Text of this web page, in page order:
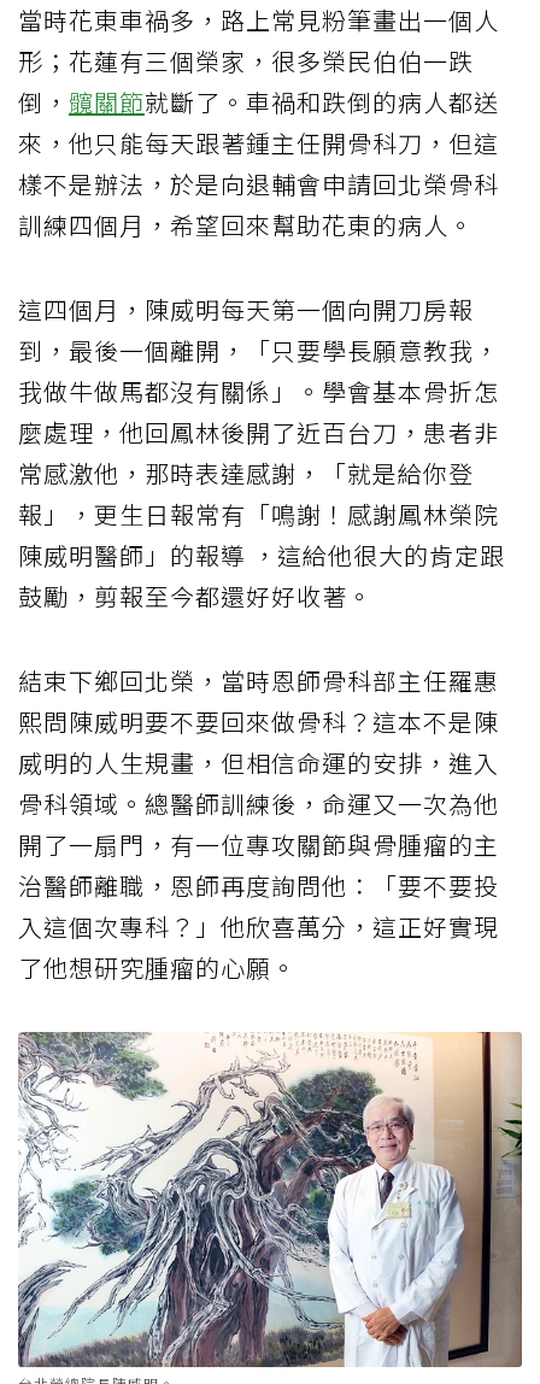
當時花東車禍多，路上常見粉筆畫出一個人
形；花蓮有三個榮家，很多榮民伯伯一跌
倒， 髖關節就斷了。車禍和跌倒的病人都送
來，他只能每天跟著鍾主任開骨科刀，但這
樣不是辦法，於是向退輔會申請回北榮骨科
訓練四個月，希望回來幫助花東的病人。
這四個月，陳威明每天第一個向開刀房報
到，最後一個離開，「只要學長願意教我，
我做牛做馬都沒有關係」。學會基本骨折怎
麼處理，他回鳳林後開了近百台刀，患者非
常感激他，那時表達感謝，「就是給你登
報」，更生日報常有「鳴謝！感謝鳳林榮院
陳威明醫師」的報導 ，這給他很大的肯定跟
鼓勵，剪報至今都還好好收著。
結束下鄉回北榮，當時恩師骨科部主任羅惠
熙問陳威明要不要回來做骨科？這本不是陳
威明的人生規畫，但相信命運的安排，進入
骨科領域。總醫師訓練後，命運又一次為他
開了一扇門，有一位專攻關節與骨腫瘤的主
治醫師離職，恩師再度詢問他：「要不要投
入這個次專科？」他欣喜萬分，這正好實現
了他想研究腫瘤的心願。